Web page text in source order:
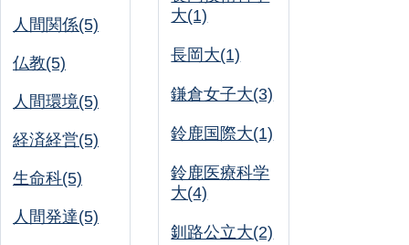
人間関係(5)
仏教(5)
人間環境(5)
経済経営(5)
生命科(5)
人間発達(5)
大(1)
長岡大(1)
鎌倉女子大(3)
鈴鹿国際大(1)
鈴鹿医療科学
大(4)
釧路公立大(2)